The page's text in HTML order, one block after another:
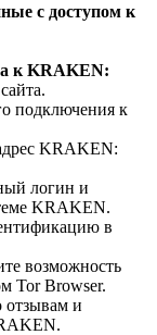
с доступом к
к KRAKEN:
подключения к
KRAKEN:
логин и
KRAKEN.
в
возможность
Tor Browser.
отзывам и